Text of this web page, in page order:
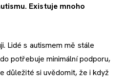
Existuje mnoho
Lidé s autismem mě stále
potřebuje minimální podporu,
důležité si uvědomit, že i když